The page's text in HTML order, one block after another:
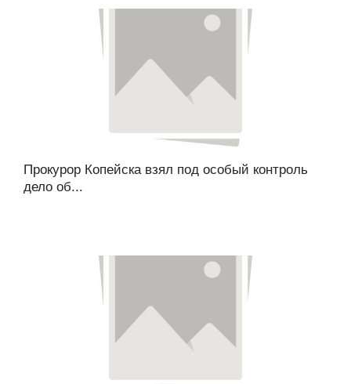
Прокурор Копейска взял под особый контроль
дело об...